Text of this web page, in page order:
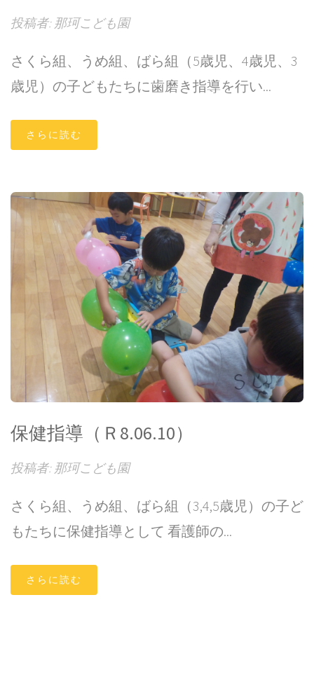
投稿者: 那珂こども園
さくら組、うめ組、ばら組（5歳児、4歳児、3
歳児）の子どもたちに歯磨き指導を行い...
さらに読む
保健指導（Ｒ8.06.10）
投稿者: 那珂こども園
さくら組、うめ組、ばら組（3,4,5歳児）の子ど
もたちに保健指導として 看護師の...
さらに読む